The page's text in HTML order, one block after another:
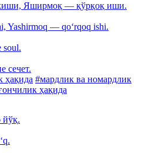
Яширмоқ — қўрқоқ иши.
Yashirmoq — qo‘rqoq ishi.
soul.
сечет.
ҳақида #мардлик ва номардлик
ҳақида
йўқ.